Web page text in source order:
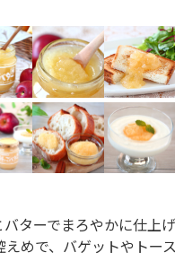
ターでまろやかに仕上げ
めで、バゲットやトー